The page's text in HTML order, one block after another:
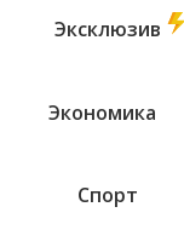
Эксклюзив
Экономика
Спорт